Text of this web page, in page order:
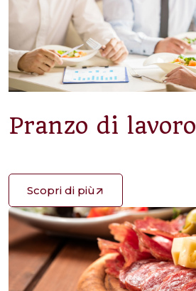
Pranzo di lavoro
Scopri di più